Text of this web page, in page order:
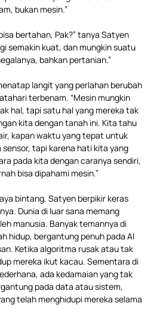
bukan mesin.”
bertahan, Pak?” tanya Satyen
semakin kuat, dan mungkin suatu
bahkan pertanian.”
langit yang perlahan berubah
terbenam. “Mesin mungkin
hal, tapi satu hal yang mereka tak
kita dengan tanah ini. Kita tahu
kapan waktu yang tepat untuk
sensor, tapi karena hati kita yang
pada kita dengan caranya sendiri,
bisa dipahami mesin.”
bintang, Satyen berpikir keras
Dunia di luar sana memang
manusia. Banyak temannya di
hidup, bergantung penuh pada AI
Ketika algoritma rusak atau tak
mereka ikut kacau. Sementara di
ada kedamaian yang tak
pada data atau sistem,
telah menghidupi mereka selama